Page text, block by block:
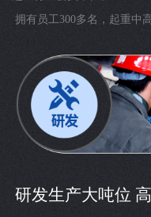
拥有员工300多名，起重中
研发生产大吨位